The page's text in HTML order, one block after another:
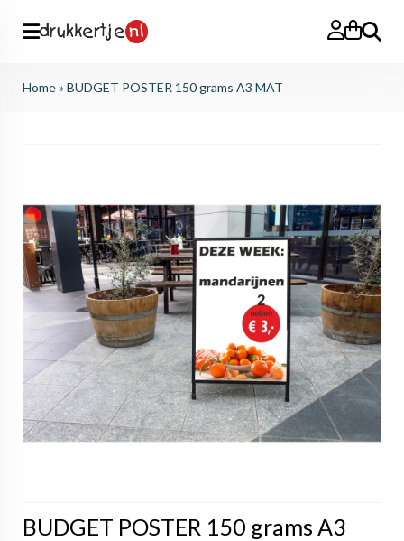
Search
Home» BUDGET POSTER 150 grams A3 MAT
BUDGET POSTER 150 grams A3